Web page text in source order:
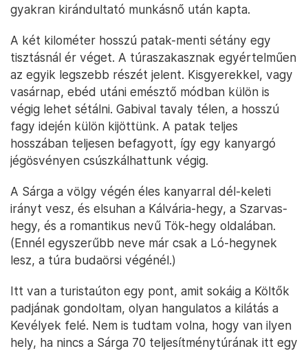
gyakran kirándultató munkásnő után kapta.
A két kilométer hosszú patak-menti sétány egy
tisztásnál ér véget. A túraszakasznak egyértelműen
az egyik legszebb részét jelent. Kisgyerekkel, vagy
vasárnap, ebéd utáni emésztő módban külön is
végig lehet sétálni. Gabival tavaly télen, a hosszú
fagy idején külön kijöttünk. A patak teljes
hosszában teljesen befagyott, így egy kanyargó
jégösvényen csúszkálhattunk végig.
A Sárga a völgy végén éles kanyarral dél-keleti
irányt vesz, és elsuhan a Kálvária-hegy, a Szarvas-
hegy, és a romantikus nevű Tök-hegy oldalában.
(Ennél egyszerűbb neve már csak a Ló-hegynek
lesz, a túra budaörsi végénél.)
Itt van a turistaúton egy pont, amit sokáig a Költők
padjának gondoltam, olyan hangulatos a kilátás a
Kevélyek felé. Nem is tudtam volna, hogy van ilyen
hely, ha nincs a Sárga 70 teljesítménytúrának itt egy